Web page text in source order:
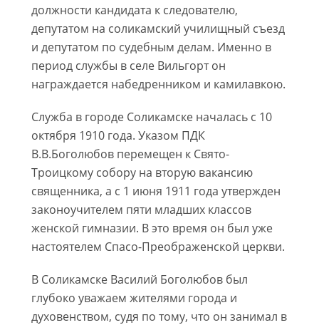
должности кандидата к следователю,
депутатом на соликамский училищный съезд
и депутатом по судебным делам. Именно в
период службы в селе Вильгорт он
награждается набедренником и камилавкою.
Служба в городе Соликамске началась с 10
октября 1910 года. Указом ПДК
В.В.Боголюбов перемещен к Свято-
Троицкому собору на вторую вакансию
священника, а с 1 июня 1911 года утвержден
законоучителем пяти младших классов
женской гимназии. В это время он был уже
настоятелем Спасо-Преображенской церкви.
В Соликамске Василий Боголюбов был
глубоко уважаем жителями города и
духовенством, судя по тому, что он занимал в